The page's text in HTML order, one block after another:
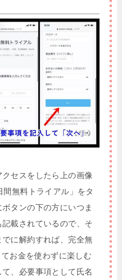
クセスをしたら上の画像
無料トライアル」をタ
タンの下の方にいつま
載されているので、そ
に解約すれば、完全無
お金を使わずに楽しむ
、必要事項として氏名